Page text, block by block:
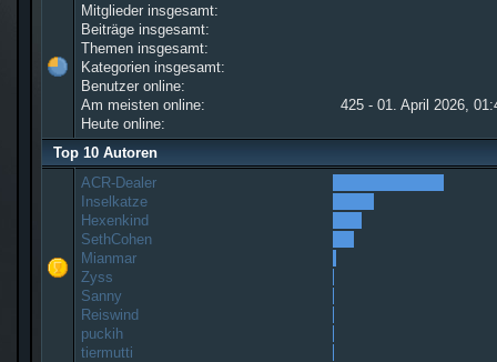
Mitglieder insgesamt:
Beiträge insgesamt:
Themen insgesamt:
Kategorien insgesamt:
Benutzer online:
Am meisten online:
425 - 01. April 2026,
Heute online:
Top 10 Autoren
ACR-Dealer
Inselkatze
Hexenkind
SethCohen
Mianmar
Zyss
Sanny
Reiswind
puckih
tiermutti